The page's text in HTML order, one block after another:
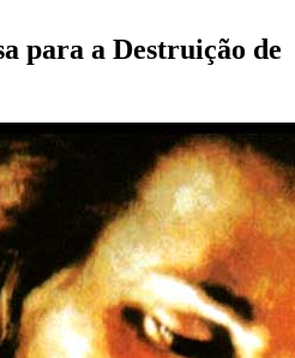
para a Destruição de